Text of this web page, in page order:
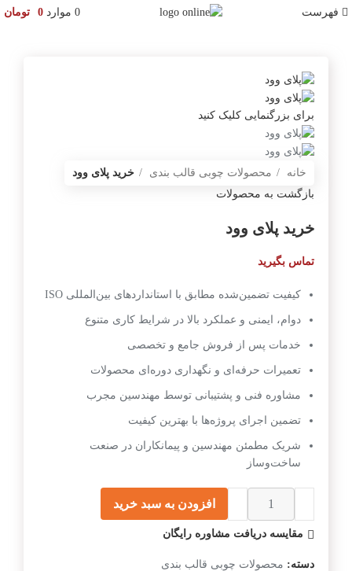
فهرست 0 موارد 0 تومان
برای بزرگنمایی کلیک کنید
خانه محصولات چوبی قالب بندی
خرید پلای وود
بازگشت به محصولات
خرید پلای وود
کیفیت تضمین‌شده مطابق با استانداردهای بین‌المللی ISO
دوام، ایمنی و عملکرد بالا در شرایط کاری متنوع
خدمات پس از فروش جامع و تخصصی
تعمیرات حرفه‌ای و نگهداری دوره‌ای محصولات
مشاوره فنی و پشتیبانی توسط مهندسین مجرب
تضمین اجرای پروژه‌ها با بهترین کیفیت
شریک مطمئن مهندسین و پیمانکاران در صنعت
ساخت‌وساز
افزودن به سبد خرید
مقایسه دریافت مشاوره رایگان
دسته: محصولات چوبی قالب بندی